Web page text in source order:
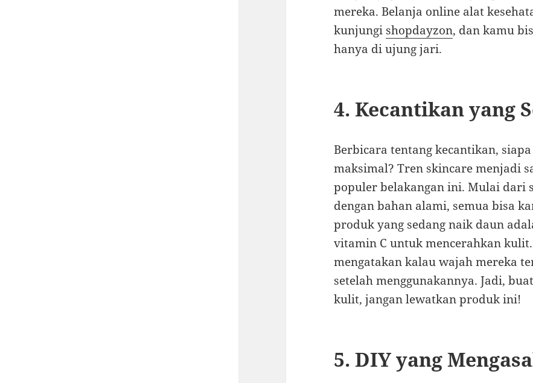
mereka. Belanja online alat
kunjungi shopdayzon, dan kamu
hanya di ujung jari.
4. Kecantikan yang
Berbicara tentang kecantikan,
maksimal? Tren skincare menjadi
populer belakangan ini. Mulai dari
dengan bahan alami, semua bisa
produk yang sedang naik daun
vitamin C untuk mencerahkan
mengatakan kalau wajah mereka
setelah menggunakannya. Jadi,
kulit, jangan lewatkan produk ini!
5. DIY yang